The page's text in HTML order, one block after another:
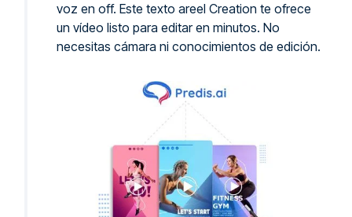
voz en off. Este texto areel Creation te ofrece
un vídeo listo para editar en minutos. No
necesitas cámara ni conocimientos de edición.